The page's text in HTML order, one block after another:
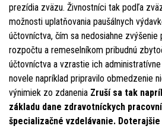
prezídia zväzu. Živnostníci tak podľa
možnosti uplatňovania paušálnych
účtovníctva, čím sa nedosiahne
rozpočtu a remeselníkom pribudnú
účtovníctva a vzrastie ich
novele napríklad pripravilo obmedzenie
výnimiek zo zdanenia Zruší sa tak
základu dane zdravotníckych
špecializačné vzdelávanie.